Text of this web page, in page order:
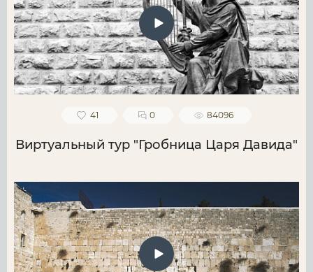
41 0 84096
Виртуальный тур "Гробница Царя Давида"